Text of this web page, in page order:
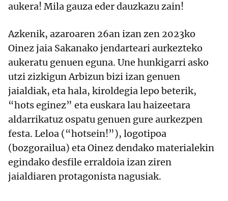
aukera! Mila gauza eder dauzkazu zain!
Azkenik, azaroaren 26an izan zen 2023ko
Oinez jaia Sakanako jendarteari aurkezteko
aukeratu genuen eguna. Une hunkigarri asko
utzi zizkigun Arbizun bizi izan genuen
jaialdiak, eta hala, kiroldegia lepo beterik,
“hots eginez” eta euskara lau haizeetara
aldarrikatuz ospatu genuen gure aurkezpen
festa. Leloa (“hotsein!”), logotipoa
(bozgorailua) eta Oinez dendako materialekin
egindako desfile erraldoia izan ziren
jaialdiaren protagonista nagusiak.